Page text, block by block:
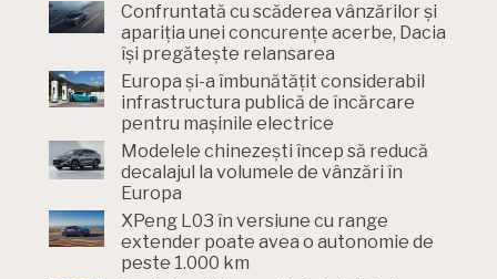
Confruntată cu scăderea vânzărilor și
apariția unei concurențe acerbe, Dacia
își pregătește relansarea
Europa și-a îmbunătățit considerabil
infrastructura publică de încărcare
pentru mașinile electrice
Modelele chinezești încep să reducă
decalajul la volumele de vânzări în
Europa
XPeng L03 în versiune cu range
extender poate avea o autonomie de
peste 1.000 km